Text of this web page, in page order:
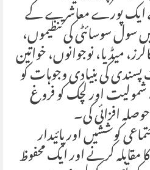
ایک پورے معاشرے کے
سول سوسائٹی کی تنظیموں،
میڈیا، نوجوانوں، خواتین
پسندی کی بنیادی وجوہات کو
اور لچک کو فروغ
افزائی کی۔
کوششیں اور پائیدار
مقابلہ کرنے اور ایک محفوظ